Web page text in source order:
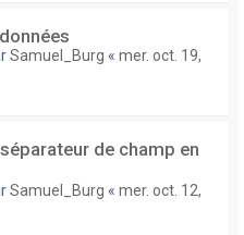
Samuel_Burg « mer. oct. 19,
de champ en
Samuel_Burg « mer. oct. 12,